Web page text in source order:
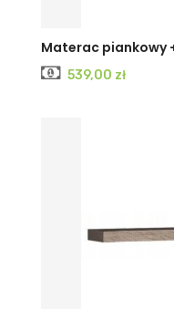
Materac piankowy +
Cena
539,00 zł